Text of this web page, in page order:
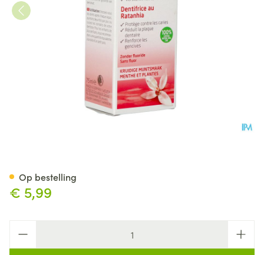
€ 5,99
Op bestelling